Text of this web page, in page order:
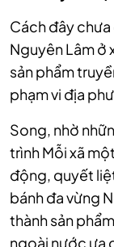
Cách đây
Nguyên Lâm ở
sản phẩm
phạm vi địa
Song, nhờ
trình Mỗi xã
động, quyết
bánh đa vừng
thành sản
ngoài nước ưa